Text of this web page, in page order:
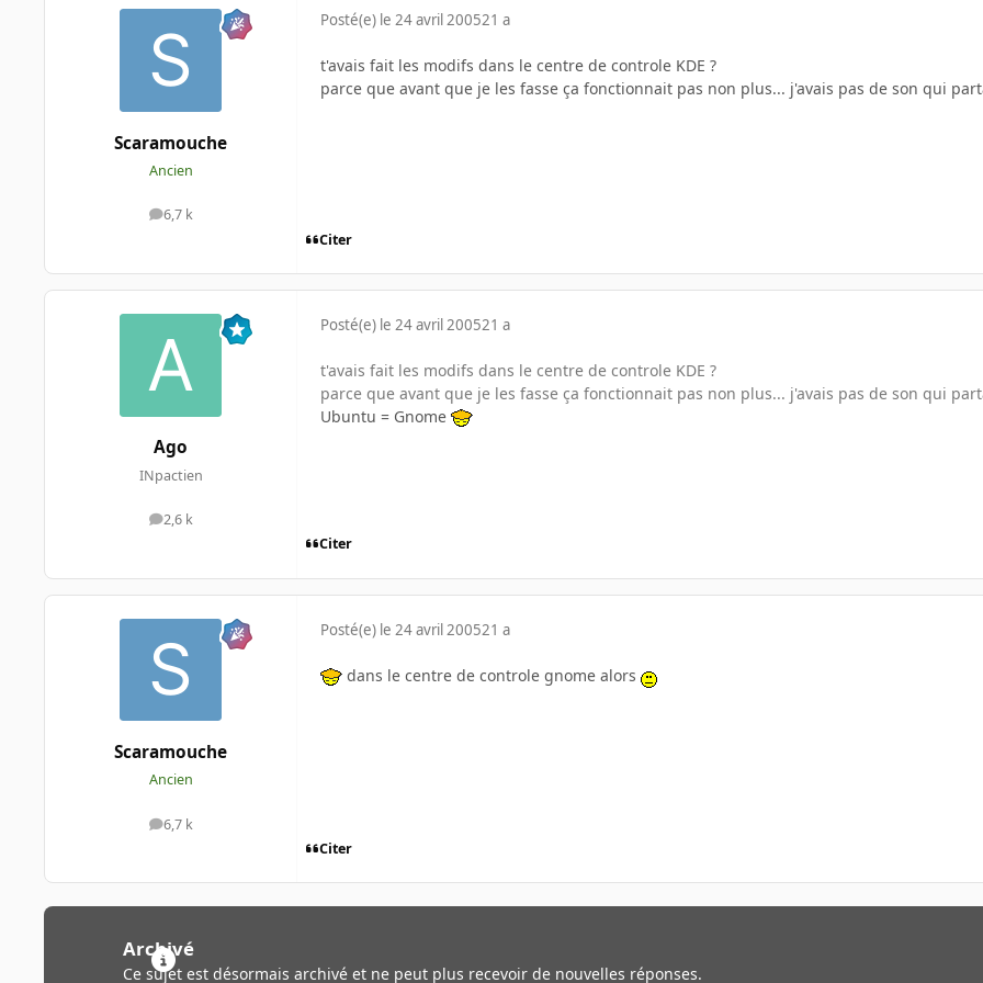
Scaramouche
Ancien
6,7 k
messages
Posté(e) le 24 avril 200521 a
t'avais fait les modifs dans le centre de controle KDE ?
parce que avant que je les fasse ça fonctionnait pas non plus... j'avais pas de son qui
Citer
Ago
INpactien
2,6 k
messages
Posté(e) le 24 avril 200521 a
t'avais fait les modifs dans le centre de controle KDE ?
parce que avant que je les fasse ça fonctionnait pas non plus... j'avais pas de son qui
Ubuntu = Gnome
Citer
Scaramouche
Ancien
6,7 k
messages
Posté(e) le 24 avril 200521 a
dans le centre de controle gnome alors
Citer
Archivé
Ce sujet est désormais archivé et ne peut plus recevoir de nouvelles réponses.